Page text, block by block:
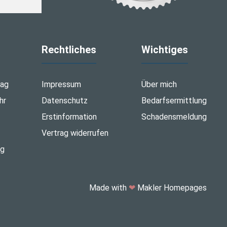
Rechtliches
Impressum
Datenschutz
Erstinformation
Vertrag widerrufen
Wichtiges
Über mich
Bedarfsermittlung
Schadensmeldung
Made with ❤Makler Homepages